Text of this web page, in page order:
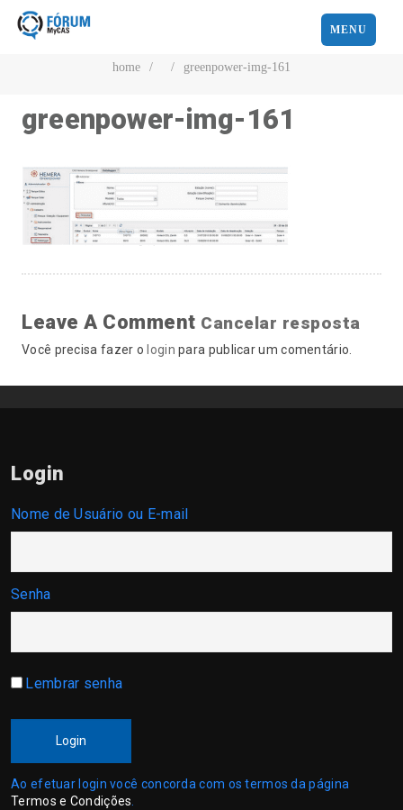
MENU
home / / greenpower-img-161
greenpower-img-161
Leave A Comment Cancelar resposta
Você precisa fazer o login para publicar um comentário.
Login
Nome de Usuário ou E-mail
Senha
Lembrar senha
Login
Ao efetuar login você concorda com os termos da página
Termos e Condições